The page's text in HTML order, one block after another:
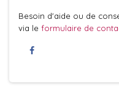
Besoin d'aide ou de
via le formulaire de